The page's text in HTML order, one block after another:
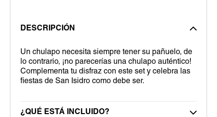
DESCRIPCIÓN
Un chulapo necesita siempre tener su pañuelo, de
lo contrario, ¡no parecerías una chulapo auténtico!
Complementa tu disfraz con este set y celebra las
fiestas de San Isidro como debe ser.
¿QUÉ ESTÁ INCLUIDO?